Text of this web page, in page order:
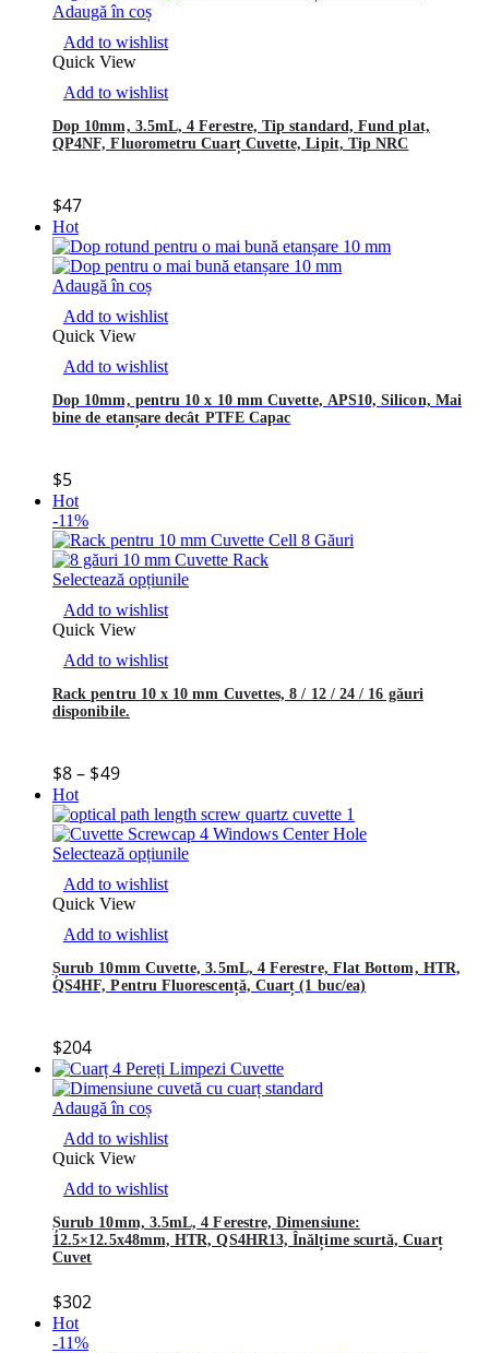
Adaugă în coș
Add to wishlist
Quick View
Add to wishlist
Dop 10mm, 3.5mL, 4 Ferestre, Tip standard, Fund plat,
QP4NF, Fluorometru Cuarț Cuvette, Lipit, Tip NRC
$47
Hot
Adaugă în coș
Add to wishlist
Quick View
Add to wishlist
Dop 10mm, pentru 10 x 10 mm Cuvette, APS10, Silicon, Mai
bine de etanșare decât PTFE Capac
$5
Hot
-11%
Selectează opțiunile
Add to wishlist
Quick View
Add to wishlist
Rack pentru 10 x 10 mm Cuvettes, 8 / 12 / 24 / 16 găuri
disponibile.
$8– $49
Hot
Selectează opțiunile
Add to wishlist
Quick View
Add to wishlist
Șurub 10mm Cuvette, 3.5mL, 4 Ferestre, Flat Bottom, HTR,
QS4HF, Pentru Fluorescență, Cuarț (1 buc/ea)
$204
Adaugă în coș
Add to wishlist
Quick View
Add to wishlist
Șurub 10mm, 3.5mL, 4 Ferestre, Dimensiune:
12.5×12.5x48mm, HTR, QS4HR13, Înălțime scurtă, Cuarț
Cuvet
$302
Hot
-11%